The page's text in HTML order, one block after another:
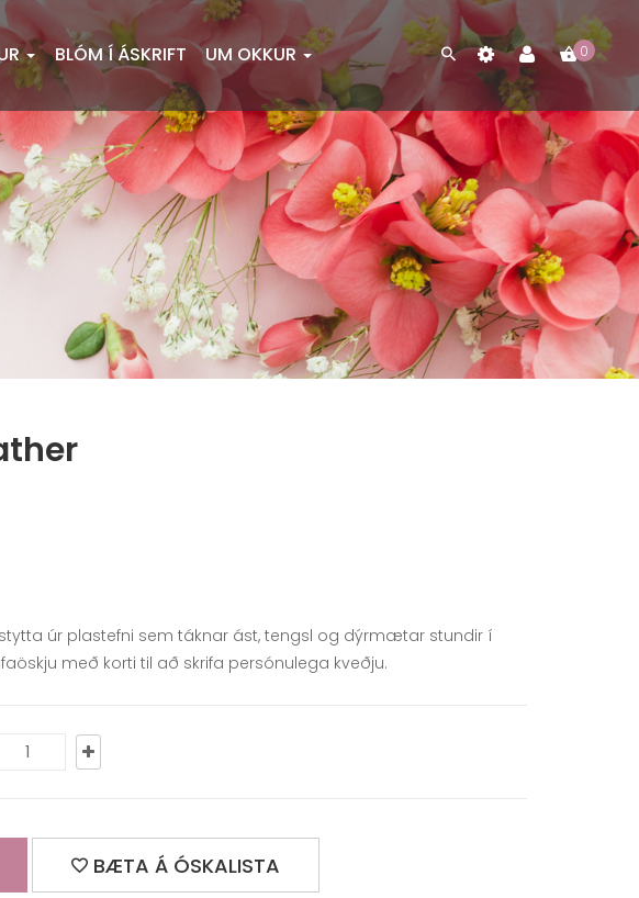
BLÓM Í ÁSKRIFT UM OKKUR 0
úr plastefni sem táknar ást, tengsl og dýrmætar stundir í
með korti til að skrifa persónulega kveðju.
BÆTA Á ÓSKALISTA